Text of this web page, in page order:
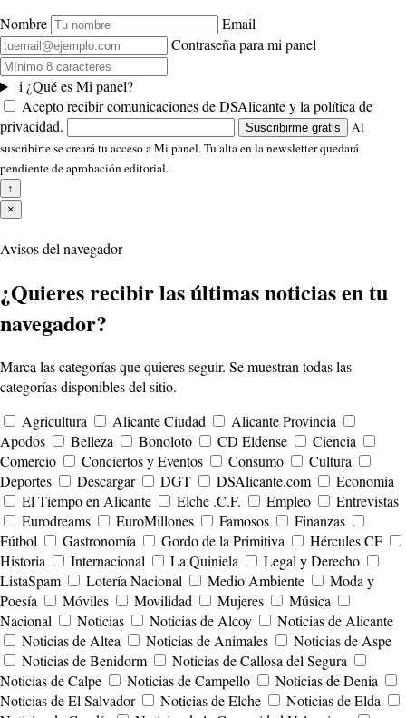
Nombre
Email
Contraseña para mi panel
i¿Qué es Mi panel?
Acepto recibir comunicaciones de DSAlicante y la política de
privacidad.
Suscribirme gratis
Al
suscribirte se creará tu acceso a Mi panel. Tu alta en la newsletter quedará
pendiente de aprobación editorial.
↑
×
Avisos del navegador
¿Quieres recibir las últimas noticias en tu
navegador?
Marca las categorías que quieres seguir. Se muestran todas las
categorías disponibles del sitio.
Agricultura
Alicante Ciudad
Alicante Provincia
Apodos
Belleza Bonoloto CD Eldense
Ciencia
Comercio
Conciertos y Eventos Consumo
Cultura
Deportes
Descargar DGT DSAlicante.com
Economía
El Tiempo en Alicante
Elche .C.F. Empleo
Entrevistas
Eurodreams
EuroMillones Famosos
Finanzas
Fútbol
Gastronomía Gordo de la Primitiva
Hércules CF
Historia
Internacional La Quiniela
Legal y Derecho
ListaSpam
Lotería Nacional Medio Ambiente
Moda y
Poesía
Móviles Movilidad Mujeres
Música
Nacional
Noticias Noticias de Alcoy
Noticias de Alicante
Noticias de Altea
Noticias de Animales
Noticias de Aspe
Noticias de Benidorm
Noticias de Callosa del Segura
Noticias de Calpe
Noticias de Campello
Noticias de Denia
Noticias de El Salvador
Noticias de Elche
Noticias de Elda